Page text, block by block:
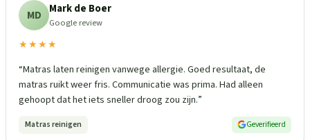
MD Mark de Boer
Google review
★★★★
“Matras laten reinigen vanwege allergie. Goed resultaat, de
matras ruikt weer fris. Communicatie was prima. Had alleen
gehoopt dat het iets sneller droog zou zijn.”
Matras reinigen Geverifieerd